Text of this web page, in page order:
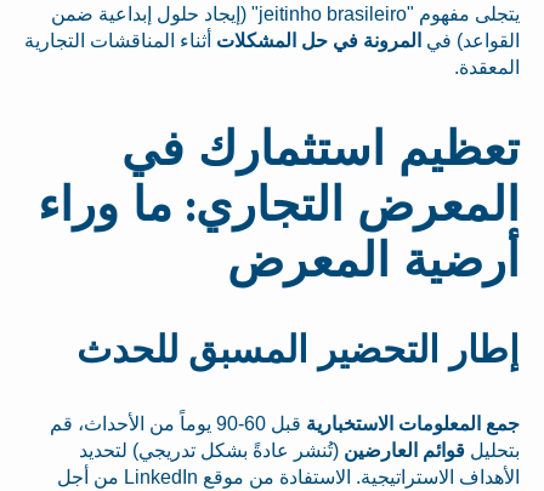
يتجلى مفهوم "jeitinho brasileiro" (إيجاد حلول إبداعية ضمن
القواعد) في المرونة في حل المشكلات أثناء المناقشات التجارية
المعقدة.
تعظيم استثمارك في
المعرض التجاري: ما وراء
أرضية المعرض
إطار التحضير المسبق للحدث
جمع المعلومات الاستخبارية
قبل 60-90 يوماً من الأحداث، قم
بتحليل قوائم العارضين (تُنشر عادةً بشكل تدريجي) لتحديد
الأهداف الاستراتيجية. الاستفادة من موقع LinkedIn من أجل